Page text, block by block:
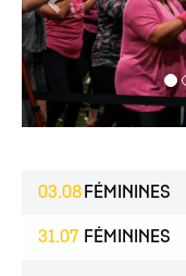
03.08 FÉMININES
31.07 FÉMININES